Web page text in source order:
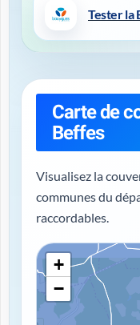
Tester la
Carte de
Beffes
Visualisez la
communes du
raccordables.
+
−